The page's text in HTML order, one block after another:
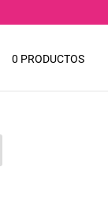
0 PRODUCTOS